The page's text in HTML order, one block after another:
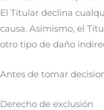
El Titular declina
causa. Asimismo, el
otro tipo de daño
Antes de tomar
Derecho de exclusión